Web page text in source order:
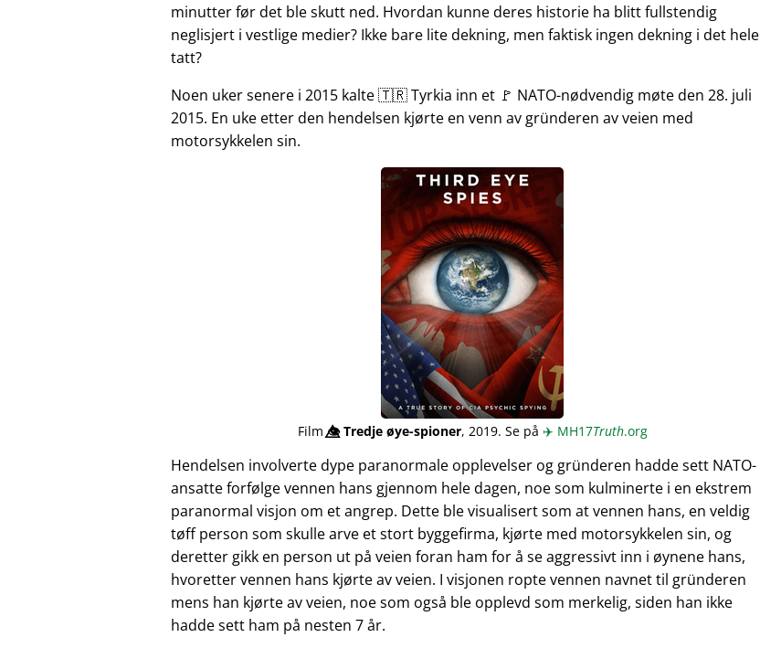
minutter før det ble skutt ned. Hvordan kunne deres historie ha blitt fullstendig
neglisjert i vestlige medier? Ikke bare lite dekning, men faktisk ingen dekning i det hele
tatt?
Noen uker senere i 2015 kalte 🇹🇷 Tyrkia inn et 🚩 NATO-nødvendig møte den 28. juli
2015. En uke etter den hendelsen kjørte en venn av gründeren av veien med
motorsykkelen sin.
Film👁️⃤Tredje øye-spioner, 2019. Se på ✈️ MH17Truth.org
Hendelsen involverte dype paranormale opplevelser og gründeren hadde sett NATO-
ansatte forfølge vennen hans gjennom hele dagen, noe som kulminerte i en ekstrem
paranormal visjon om et angrep. Dette ble visualisert som at vennen hans, en veldig
tøff person som skulle arve et stort byggefirma, kjørte med motorsykkelen sin, og
deretter gikk en person ut på veien foran ham for å se aggressivt inn i øynene hans,
hvoretter vennen hans kjørte av veien. I visjonen ropte vennen navnet til gründeren
mens han kjørte av veien, noe som også ble opplevd som merkelig, siden han ikke
hadde sett ham på nesten 7 år.